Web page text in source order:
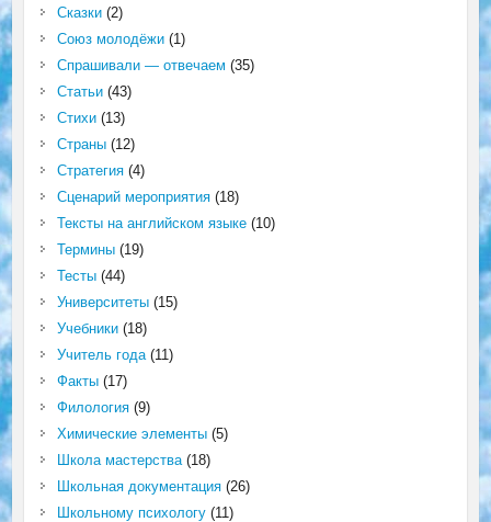
Сказки(2)
Союз молодёжи(1)
Спрашивали — отвечаем (35)
Статьи(43)
Стихи(13)
Страны(12)
Стратегия(4)
Сценарий мероприятия(18)
Тексты на английском языке(10)
Термины(19)
Тесты(44)
Университеты(15)
Учебники(18)
Учитель года(11)
Факты(17)
Филология(9)
Химические элементы(5)
Школа мастерства(18)
Школьная документация(26)
Школьному психологу(11)